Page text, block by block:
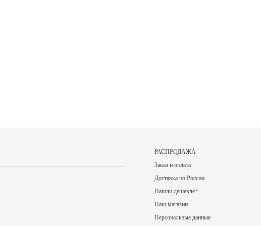
РАСПРОДАЖА
Заказ и оплата
Доставка по России
Нашли дешевле?
Наш магазин
Персональные данные